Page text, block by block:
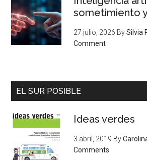
sometimiento
27 julio, 2026 BySilvia
Comment
EL SUR POSIBLE
Ideas verdes
3 abril, 2019 By
Comments